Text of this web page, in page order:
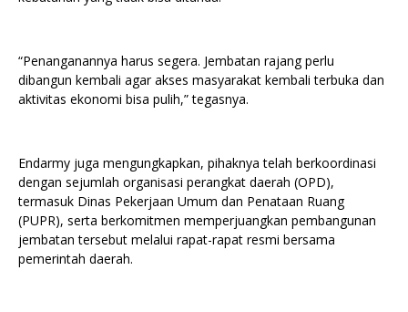
“Penanganannya harus segera. Jembatan rajang perlu
dibangun kembali agar akses masyarakat kembali terbuka dan
aktivitas ekonomi bisa pulih,” tegasnya.
Endarmy juga mengungkapkan, pihaknya telah berkoordinasi
dengan sejumlah organisasi perangkat daerah (OPD),
termasuk Dinas Pekerjaan Umum dan Penataan Ruang
(PUPR), serta berkomitmen memperjuangkan pembangunan
jembatan tersebut melalui rapat-rapat resmi bersama
pemerintah daerah.